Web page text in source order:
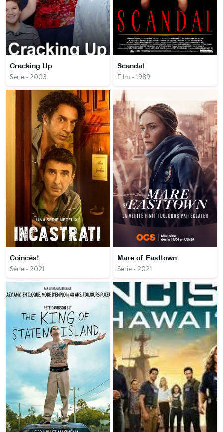
Cracking Up
Série • 2003
Scandal
Film • 1989
Coincés!
Série • 2021
Mare of Easttown
Série • 2021